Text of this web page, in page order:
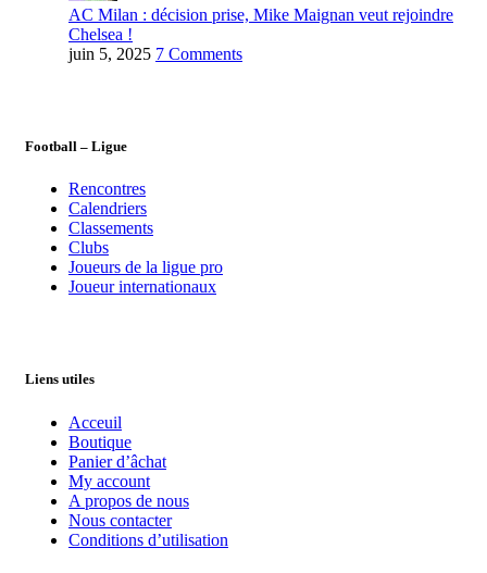
AC Milan : décision prise, Mike Maignan veut rejoindre
Chelsea !
juin 5, 2025 7 Comments
Football – Ligue
Rencontres
Calendriers
Classements
Clubs
Joueurs de la ligue pro
Joueur internationaux
Liens utiles
Acceuil
Boutique
Panier d’âchat
My account
A propos de nous
Nous contacter
Conditions d’utilisation